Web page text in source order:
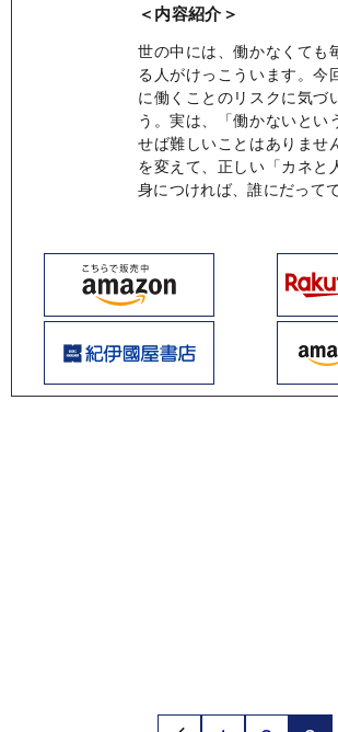
＜内容紹介＞
世の中には、働かなくても
る人がけっこういます。今
に働くことのリスクに気づ
う。実は、「働かないとい
せば難しいことはありませ
を変えて、正しい「カネと
身につければ、誰にだって